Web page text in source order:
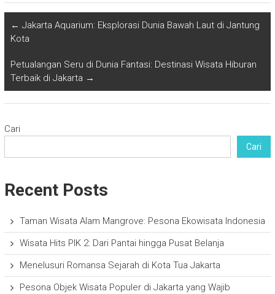
← Jakarta Aquarium: Eksplorasi Dunia Bawah Laut di Jantung
Kota
Petualangan Seru di Dunia Fantasi: Destinasi Wisata Hiburan
Terbaik di Jakarta →
Cari
Cari
Recent Posts
Taman Wisata Alam Mangrove: Pesona Ekowisata Indonesia
Wisata Hits PIK 2: Dari Pantai hingga Pusat Belanja
Menelusuri Romansa Sejarah di Kota Tua Jakarta
Pesona Objek Wisata Populer di Jakarta yang Wajib